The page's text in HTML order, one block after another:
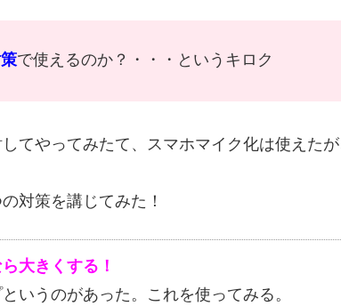
で使えるのか？・・・というキロク
てやってみたて、スマホマイク化は使えた
対策を講じてみた！
大きくする！
いうのがあった。これを使ってみる。